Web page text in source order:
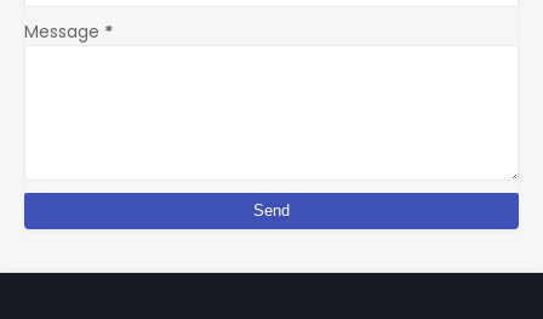
Message *